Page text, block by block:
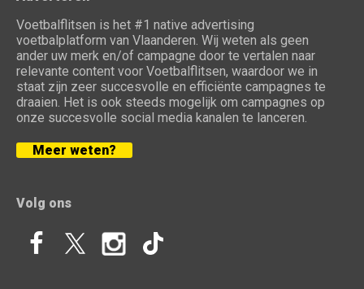
Voetbalflitsen is het #1 native advertising
voetbalplatform van Vlaanderen. Wij weten als geen
ander uw merk en/of campagne door te vertalen naar
relevante content voor Voetbalflitsen, waardoor we in
staat zijn zeer succesvolle en efficiënte campagnes te
draaien. Het is ook steeds mogelijk om campagnes op
onze succesvolle social media kanalen te lanceren.
Meer weten?
Volg ons